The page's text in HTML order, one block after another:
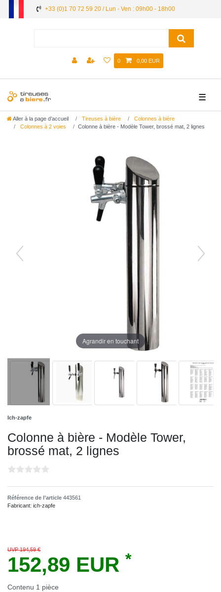
+33 (0)1 70 72 59 20 / Lun - Ven : 09h00 - 18h00
0 0,00 EUR
☰
Aller à la page d’accueil Tireuses à bière
Colonnes à bière
Colonnes à 2 voies
Colonne à bière - Modèle Tower, brossé mat, 2 lignes
Agrandir en touchant
Ich-zapfe
Colonne à bière - Modèle Tower,
brossé mat, 2 lignes
Référence de l’article 443561
Fabricant: ich-zapfe
UVP 194,59 €
152,89 EUR *
Contenu 1 pièce